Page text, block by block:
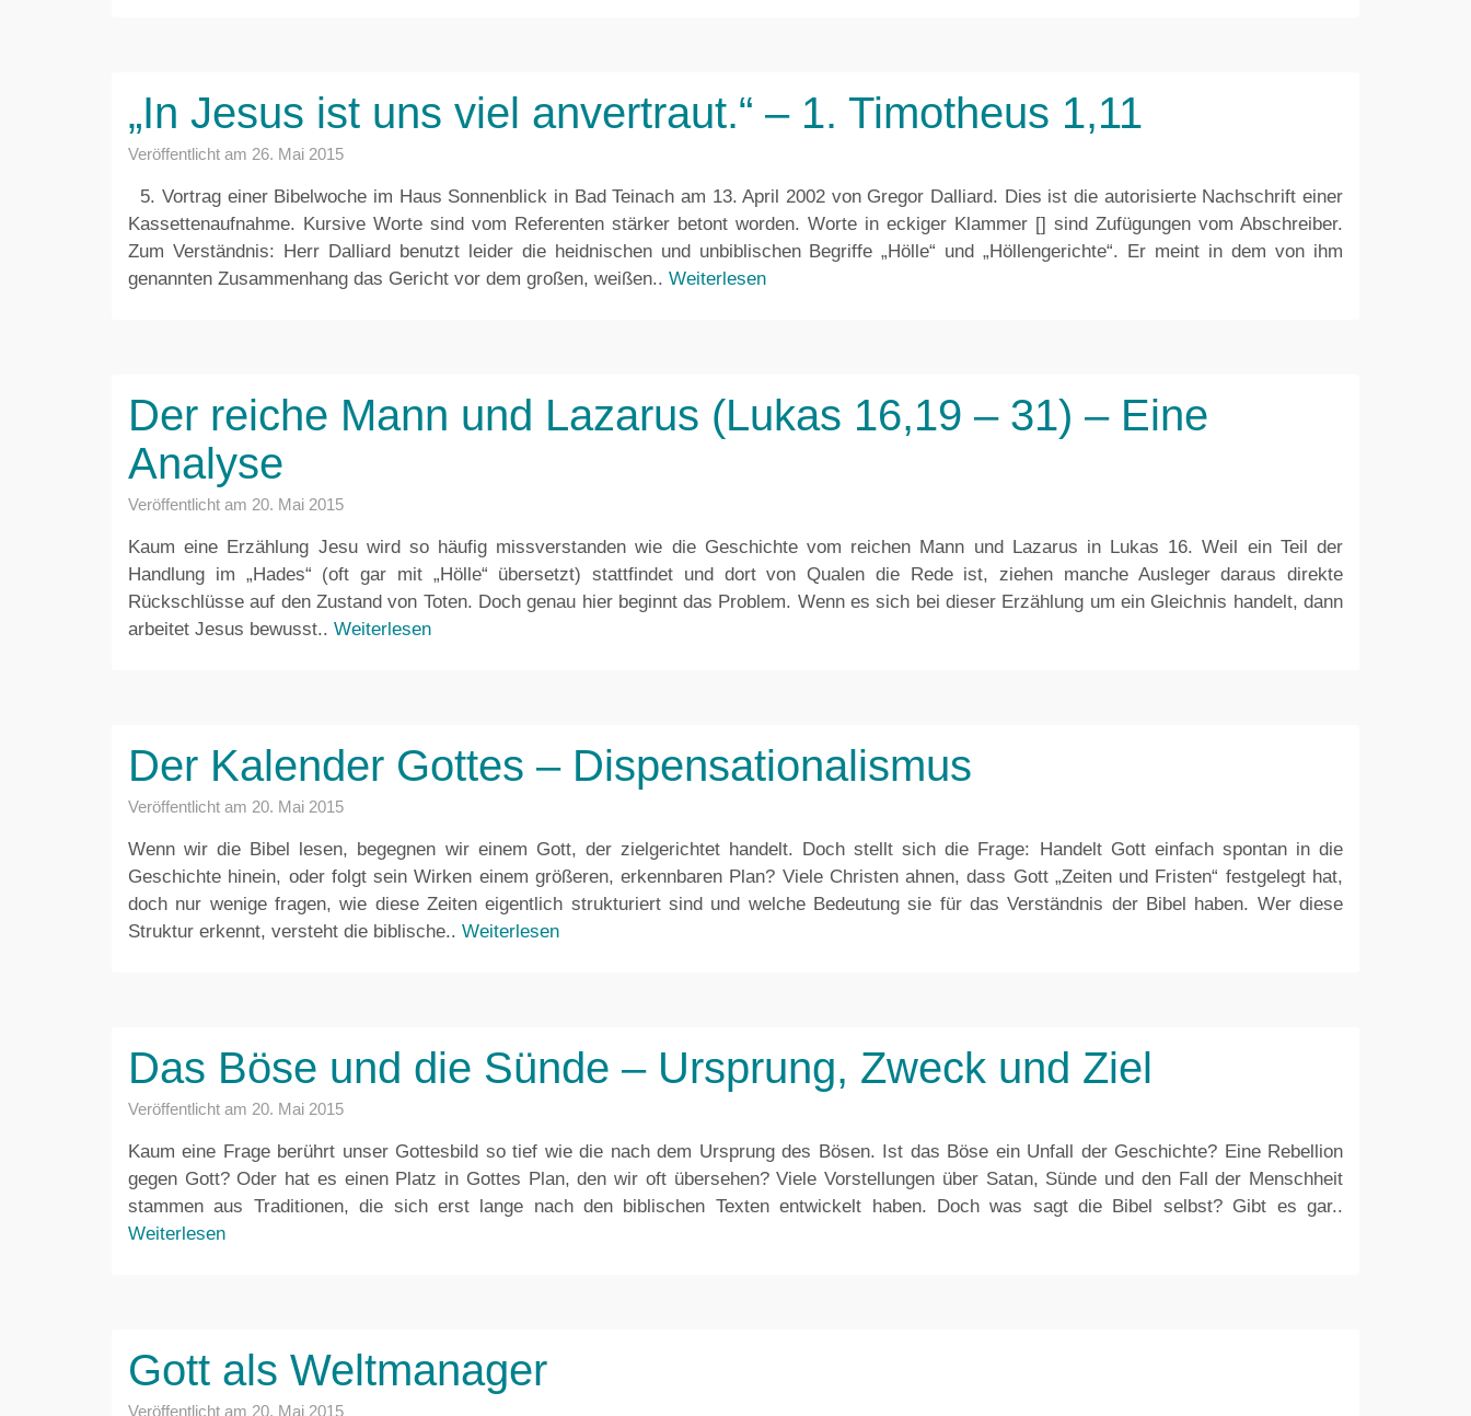
„In Jesus ist uns viel anvertraut.“ – 1. Timotheus 1,11
Veröffentlicht am 26. Mai 2015
5. Vortrag einer Bibelwoche im Haus Sonnenblick in Bad Teinach am 13. April 2002 von Gregor Dalliard. Dies ist die autorisierte Nachschrift einer
Kassettenaufnahme. Kursive Worte sind vom Referenten stärker betont worden. Worte in eckiger Klammer [] sind Zufügungen vom Abschreiber.
Zum Verständnis: Herr Dalliard benutzt leider die heidnischen und unbiblischen Begriffe „Hölle“ und „Höllengerichte“. Er meint in dem von ihm
genannten Zusammenhang das Gericht vor dem großen, weißen.. Weiterlesen
Der reiche Mann und Lazarus (Lukas 16,19 – 31) – Eine
Analyse
Veröffentlicht am 20. Mai 2015
Kaum eine Erzählung Jesu wird so häufig missverstanden wie die Geschichte vom reichen Mann und Lazarus in Lukas 16. Weil ein Teil der
Handlung im „Hades“ (oft gar mit „Hölle“ übersetzt) stattfindet und dort von Qualen die Rede ist, ziehen manche Ausleger daraus direkte
Rückschlüsse auf den Zustand von Toten. Doch genau hier beginnt das Problem. Wenn es sich bei dieser Erzählung um ein Gleichnis handelt, dann
arbeitet Jesus bewusst.. Weiterlesen
Der Kalender Gottes – Dispensationalismus
Veröffentlicht am 20. Mai 2015
Wenn wir die Bibel lesen, begegnen wir einem Gott, der zielgerichtet handelt. Doch stellt sich die Frage: Handelt Gott einfach spontan in die
Geschichte hinein, oder folgt sein Wirken einem größeren, erkennbaren Plan? Viele Christen ahnen, dass Gott „Zeiten und Fristen“ festgelegt hat,
doch nur wenige fragen, wie diese Zeiten eigentlich strukturiert sind und welche Bedeutung sie für das Verständnis der Bibel haben. Wer diese
Struktur erkennt, versteht die biblische.. Weiterlesen
Das Böse und die Sünde – Ursprung, Zweck und Ziel
Veröffentlicht am 20. Mai 2015
Kaum eine Frage berührt unser Gottesbild so tief wie die nach dem Ursprung des Bösen. Ist das Böse ein Unfall der Geschichte? Eine Rebellion
gegen Gott? Oder hat es einen Platz in Gottes Plan, den wir oft übersehen? Viele Vorstellungen über Satan, Sünde und den Fall der Menschheit
stammen aus Traditionen, die sich erst lange nach den biblischen Texten entwickelt haben. Doch was sagt die Bibel selbst? Gibt es gar..
Weiterlesen
Gott als Weltmanager
Veröffentlicht am 20. Mai 2015